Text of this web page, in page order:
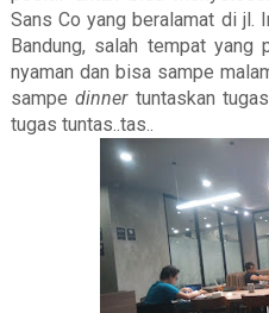
Sans Co yang beralamat di jl.
Bandung, salah tempat
nyaman dan bisa sampe
sampedinnertuntaskan
tugas tuntas..tas..